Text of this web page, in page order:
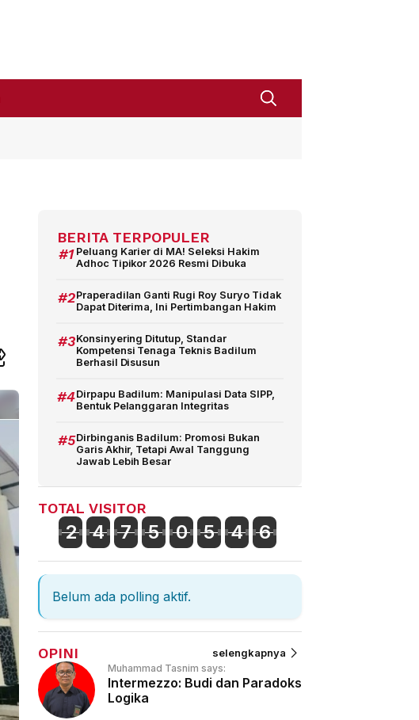
BERITA TERPOPULER
#1 Peluang Karier di MA! Seleksi Hakim
Adhoc Tipikor 2026 Resmi Dibuka
#2Praperadilan Ganti Rugi Roy Suryo Tidak
Dapat Diterima, Ini Pertimbangan Hakim
#3Konsinyering Ditutup, Standar
Kompetensi Tenaga Teknis Badilum
Berhasil Disusun
#4Dirpapu Badilum: Manipulasi Data SIPP,
Bentuk Pelanggaran Integritas
#5Dirbinganis Badilum: Promosi Bukan
Garis Akhir, Tetapi Awal Tanggung
Jawab Lebih Besar
TOTAL VISITOR
2 4 7 5 0 5 4 6
Belum ada polling aktif.
OPINI selengkapnya
Muhammad Tasnim says:
Intermezzo: Budi dan Paradoks
Logika